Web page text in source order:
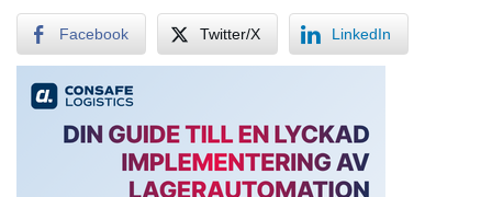
Facebook Twitter/X LinkedIn